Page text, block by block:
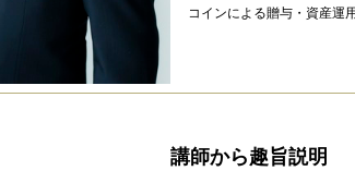
コインによる贈与・資産運
講師から趣旨説明